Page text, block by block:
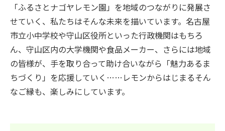
「ふるさとナゴヤレモン園」を地域のつながりに発展さ
せていく、私たちはそんな未来を描いています。名古屋
市立小中学校や守山区役所といった行政機関はもちろ
ん、守山区内の大学機関や食品メーカー、さらには地域
の皆様が、手を取り合って助け合いながら「魅力あるま
ちづくり」を応援していく……レモンからはじまるそん
なご縁も、楽しみにしています。